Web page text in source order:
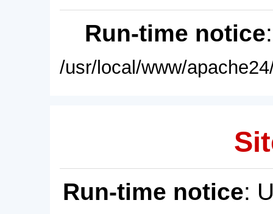
Run-time notice
/usr/local/www/
Run-time notice: